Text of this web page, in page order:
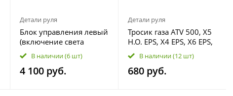
Детали руля
Блок управления левый
(включение света
принудительное) ATV
X5, X5 H.O. EPS, X6 EFI,
400L EPS (X4 EPS) 905B-
В наличии(6 шт)
4 100 руб.
Детали руля
Тросик газа ATV 500, X5
H.O. EPS, X4 EPS, X6 EPS,
600 EPS, 500 HO 9CR6-
105000
В наличии(12 шт)
680 руб.